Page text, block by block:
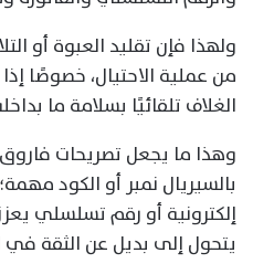
ولهذا فإن تقليد العبوة أو
من عملية الاحتيال، خصوصًا
الغلاف تلقائيًا بسلامة ما
وهذا ما يجعل تصريحات
بالسيريال نمبر أو الكود
إلكترونية أو رقم تسلسلي
يتحول إلى بديل عن الثقة